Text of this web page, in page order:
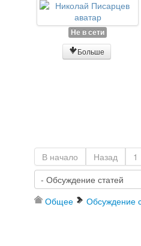
Не в сети
Больше
В начало Назад 1
Общее Обсуждение